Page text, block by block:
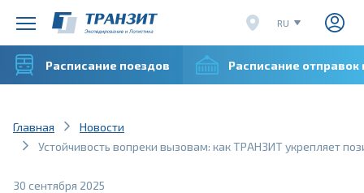
RU
EN
CN
Расписание поездов Расписание
Главная
Новости
Устойчивость вопреки вызовам: как ТРАНЗИТ укрепляет
30 сентября 2025